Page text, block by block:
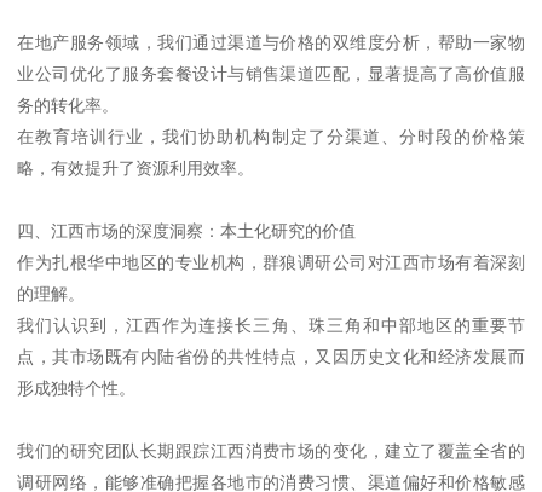
在地产服务领域，我们通过渠道与价格的双维度分析，帮助一家物
业公司优化了服务套餐设计与销售渠道匹配，显著提高了高价值服
务的转化率。
在教育培训行业，我们协助机构制定了分渠道、分时段的价格策
略，有效提升了资源利用效率。
四、江西市场的深度洞察：本土化研究的价值
作为扎根华中地区的专业机构，群狼调研公司对江西市场有着深刻
的理解。
我们认识到，江西作为连接长三角、珠三角和中部地区的重要节
点，其市场既有内陆省份的共性特点，又因历史文化和经济发展而
形成独特个性。
我们的研究团队长期跟踪江西消费市场的变化，建立了覆盖全省的
调研网络，能够准确把握各地市的消费习惯、渠道偏好和价格敏感